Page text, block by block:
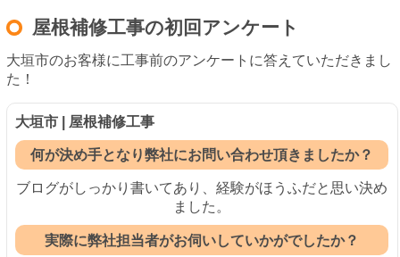
屋根補修工事の初回アンケート
大垣市のお客様に工事前のアンケートに答えていただきまし
た！
大垣市 | 屋根補修工事
何が決め手となり弊社にお問い合わせ頂きましたか？
ブログがしっかり書いてあり、経験がほうふだと思い決め
ました。
実際に弊社担当者がお伺いしていかがでしたか？